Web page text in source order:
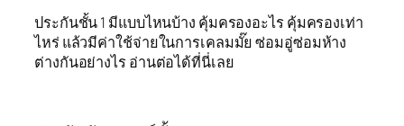
ประกันชั้น 1 มีแบบไหนบ้าง คุ้มครองอะไร คุ้มครองเท่า
ไหร่ แล้วมีค่าใช้จ่ายในการเคลมมั๊ย ซ่อมอู่ซ่อมห้าง
ต่างกันอย่างไร อ่านต่อได้ที่นี่เลย